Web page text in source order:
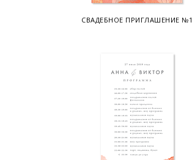
СВАДЕБНОЕ ПРИГЛАШЕНИЕ №1